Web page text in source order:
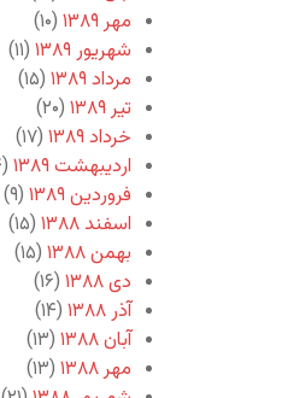
مهر ۱۳۸۹
(۱۰)
شهریور ۱۳۸۹
(۱۱)
مرداد ۱۳۸۹
(۱۵)
تیر ۱۳۸۹
(۲۰)
خرداد ۱۳۸۹
(۱۷)
اردیبهشت ۱۳۸۹
(۱۴)
فروردین ۱۳۸۹
(۹)
اسفند ۱۳۸۸
(۱۵)
بهمن ۱۳۸۸
(۱۵)
دی ۱۳۸۸
(۱۶)
آذر ۱۳۸۸
(۱۴)
آبان ۱۳۸۸
(۱۳)
مهر ۱۳۸۸
(۱۳)